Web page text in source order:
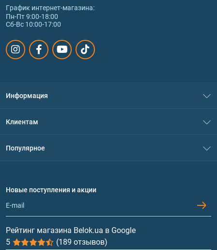
График интернет‑магазина:
Пн-Пт 9:00-18:00
Сб-Вс 10:00-17:00
Информация
Политика конфиденциальности
Обмен и возврат
Клиентам
Популярное
Протеин
Гейнеры
Витамины и минералы
Рыбий жир, жирные кислоты
Новые поступления и акции
Рейтинг магазина Belok.ua в Google
5
(189 отзывов)